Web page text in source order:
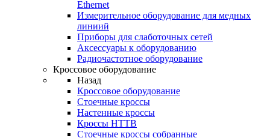
Ethernet
Измерительное оборудование для медных
линиий
Приборы для слаботочных сетей
Аксессуары к оборудованию
Радиочастотное оборудование
Кроссовое оборудование
Назад
Кроссовое оборудование
Стоечные кроссы
Настенные кроссы
Кроссы HTTB
Стоечные кроссы собранные